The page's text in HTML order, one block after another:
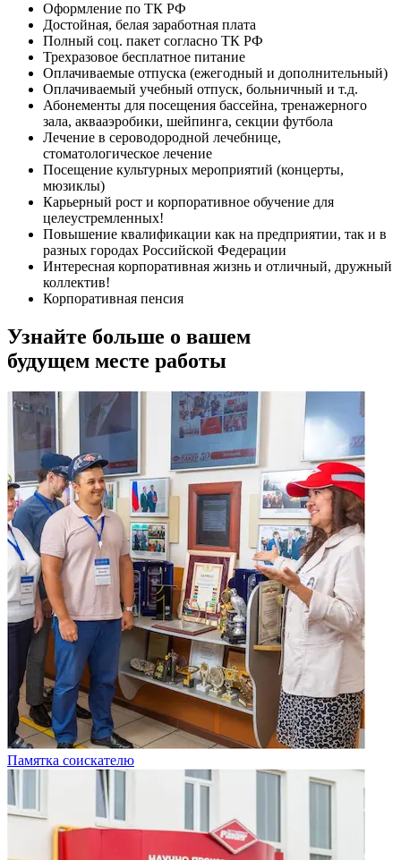
Оформление по ТК РФ
Достойная, белая заработная плата
Полный соц. пакет согласно ТК РФ
Трехразовое бесплатное питание
Оплачиваемые отпуска (ежегодный и дополнительный)
Оплачиваемый учебный отпуск, больничный и т.д.
Абонементы для посещения бассейна, тренажерного
зала, аквааэробики, шейпинга, секции футбола
Лечение в сероводородной лечебнице,
стоматологическое лечение
Посещение культурных мероприятий (концерты,
мюзиклы)
Карьерный рост и корпоративное обучение для
целеустремленных!
Повышение квалификации как на предприятии, так и в
разных городах Российской Федерации
Интересная корпоративная жизнь и отличный, дружный
коллектив!
Корпоративная пенсия
Узнайте больше о вашем
будущем месте работы
Памятка соискателю